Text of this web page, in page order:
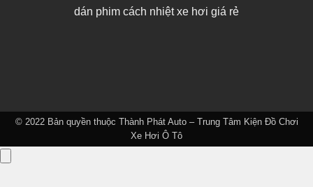
dán phim cách nhiệt xe hơi giá rẻ
© 2022 Bản quyền thuộc Thành Phát Auto – Trung Tâm Kiện Đồ Chơi
Xe Hơi Ô Tô